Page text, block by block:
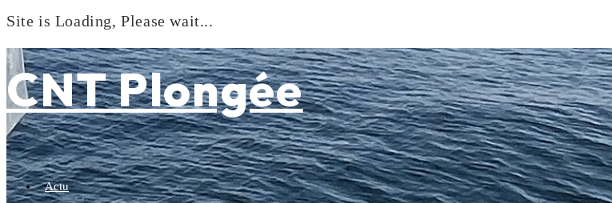
Site is Loading, Please wait...
to
content
CNT Plongée
Actu